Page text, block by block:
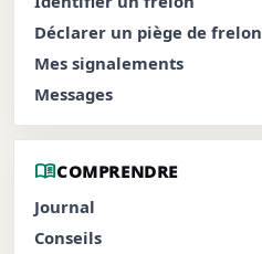
Déclarer un piège de frelon
Mes signalements
Messages
menu_bookCOMPRENDRE
Journal
Conseils